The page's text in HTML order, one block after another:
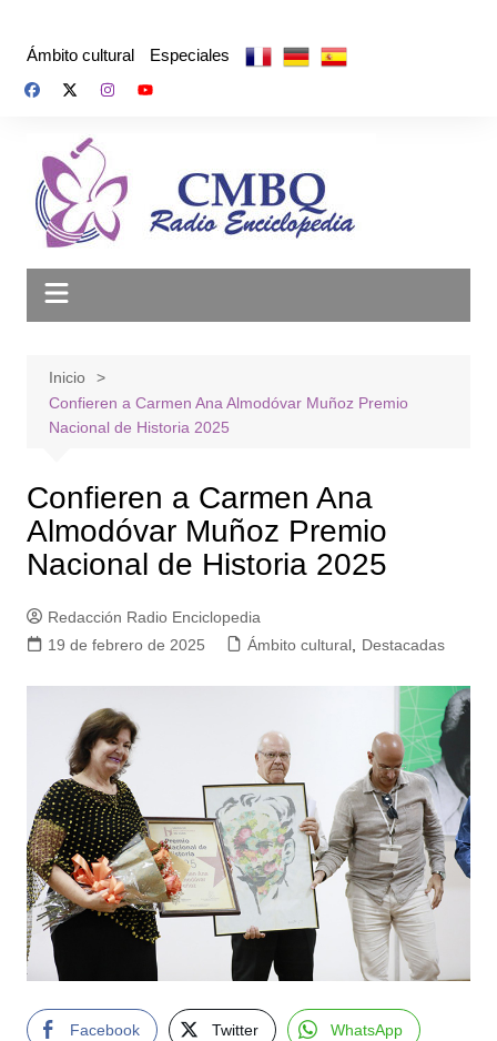
Ámbito cultural Especiales
Inicio
Confieren a Carmen Ana Almodóvar Muñoz Premio
Nacional de Historia 2025
Confieren a Carmen Ana
Almodóvar Muñoz Premio
Nacional de Historia 2025
Redacción Radio Enciclopedia
19 de febrero de 2025
Ámbito cultural, Destacadas
Facebook Twitter WhatsApp